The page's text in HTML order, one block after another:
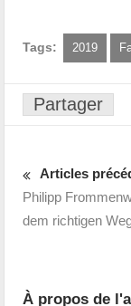
Tags: 2019
Partager
Articles
Philipp
dem richtigen
À propos de